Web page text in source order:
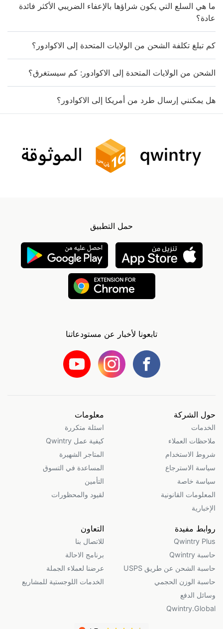
ما هي السلع التي يكون شراؤها بالإعفاء الضريبي الأكثر فائدة
عادة؟
كم تبلغ تكلفة الشحن من الولايات المتحدة إلى الاكوادور؟
الشحن من الولايات المتحدة إلى الاكوادور: كم سيستغرق؟
هل يمكنني إرسال طرد من أمريكا إلى الاكوادور؟
حمل التطبيق
تابعونا لأخبار عن مستودعاتنا
حول الشركة
الخدمات
ملاحظات العملاء
شروط الاستخدام
سياسة الاسترجاع
سياسة خاصة
المعلومات القانونية
الإخبارية
معلومات
اسئلة متكررة
كيفية عمل Qwintry
المتاجر الشهيرة
المساعدة في التسوق
التأمين
لقيود والمحظورات
روابط مفيدة
Qwintry Plus
حاسبة Qwintry
حاسبة الشحن عن طريق USPS
حاسبة الوزن الحجمي
وسائل الدفع
Qwintry.Global
التعاون
للاتصال بنا
برنامج الاحالة
عرضنا لعملاء الجملة
الخدمات اللوجستية للمشاريع